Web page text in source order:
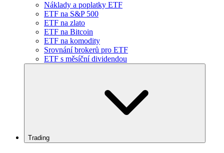
Náklady a poplatky ETF
ETF na S&P 500
ETF na zlato
ETF na Bitcoin
ETF na komodity
Srovnání brokerů pro ETF
ETF s měsíční dividendou
Trading